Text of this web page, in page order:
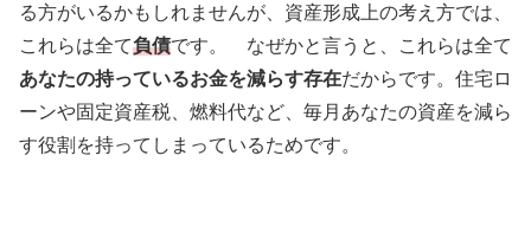
る方がいるかもしれませんが、資産形成上の考え方では、
これらは全て負債です。 なぜかと言うと、これらは全て
あなたの持っているお金を減らす存在だからです。住宅ロ
ーンや固定資産税、燃料代など、毎月あなたの資産を減ら
す役割を持ってしまっているためです。